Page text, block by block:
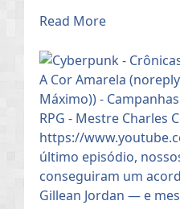
Read More